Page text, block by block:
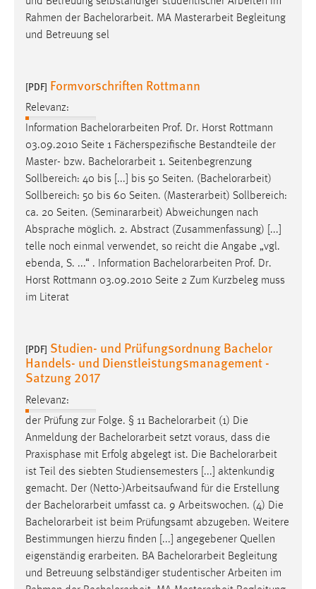
Rahmen der Bachelorarbeit. MA Masterarbeit Begleitung
und Betreuung sel
[PDF] Formvorschriften Rottmann
Relevanz:
Information Bachelorarbeiten Prof. Dr. Horst Rottmann
03.09.2010 Seite 1 Fächerspezifische Bestandteile der
Master- bzw. Bachelorarbeit 1. Seitenbegrenzung
Sollbereich: 40 bis [...] bis 50 Seiten. (Bachelorarbeit)
Sollbereich: 50 bis 60 Seiten. (Masterarbeit) Sollbereich:
ca. 20 Seiten. (Seminararbeit) Abweichungen nach
Absprache möglich. 2. Abstract (Zusammenfassung) [...]
telle noch einmal verwendet, so reicht die Angabe „vgl.
ebenda, S. ...“ . Information Bachelorarbeiten Prof. Dr.
Horst Rottmann 03.09.2010 Seite 2 Zum Kurzbeleg muss
im Literat
[PDF] Studien- und Prüfungsordnung Bachelor
Handels- und Dienstleistungsmanagement -
Satzung 2017
Relevanz:
der Prüfung zur Folge. § 11 Bachelorarbeit (1) Die
Anmeldung der Bachelorarbeit setzt voraus, dass die
Praxisphase mit Erfolg abgelegt ist. Die Bachelorarbeit
ist Teil des siebten Studiensemesters [...] aktenkundig
gemacht. Der (Netto-)Arbeitsaufwand für die Erstellung
der Bachelorarbeit umfasst ca. 9 Arbeitswochen. (4) Die
Bachelorarbeit ist beim Prüfungsamt abzugeben. Weitere
Bestimmungen hierzu finden [...] angegebener Quellen
eigenständig erarbeiten. BA Bachelorarbeit Begleitung
und Betreuung selbständiger studentischer Arbeiten im